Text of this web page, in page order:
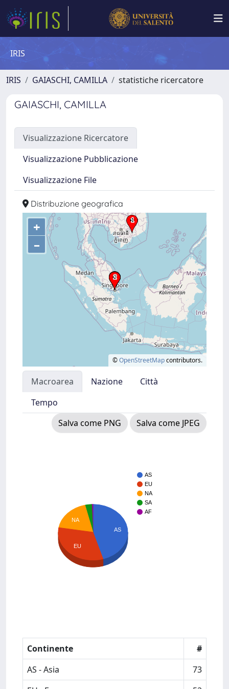
IRIS
IRIS GAIASCHI, CAMILLA statistiche ricercatore
GAIASCHI, CAMILLA
Visualizzazione Ricercatore
Visualizzazione Pubblicazione
Visualizzazione File
Distribuzione geografica
+
–
©OpenStreetMapcontributors.
Macroarea Nazione
Città
Tempo
Salva come PNG
Salva come JPEG
AS
EU
NA
SA
AF
AS
NA
EU
Continente
#
AS - Asia
73